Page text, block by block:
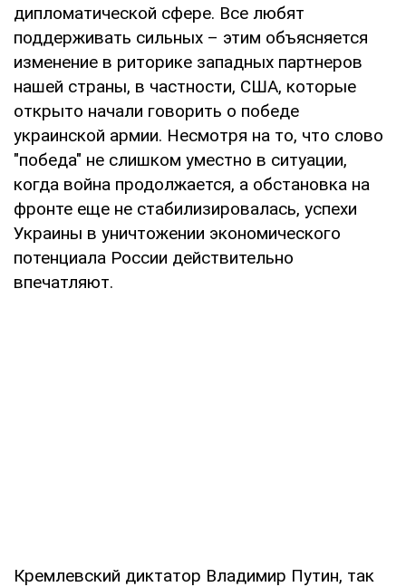
дипломатической сфере. Все любят
поддерживать сильных – этим объясняется
изменение в риторике западных партнеров
нашей страны, в частности, США, которые
открыто начали говорить о победе
украинской армии. Несмотря на то, что слово
"победа" не слишком уместно в ситуации,
когда война продолжается, а обстановка на
фронте еще не стабилизировалась, успехи
Украины в уничтожении экономического
потенциала России действительно
впечатляют.
Кремлевский диктатор Владимир Путин, так